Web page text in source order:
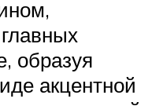
образуя
акцентной